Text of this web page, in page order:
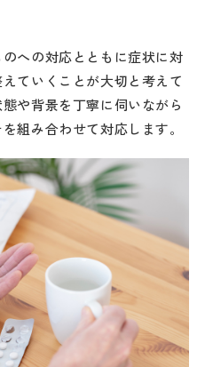
への対応とともに症状に対
ていくことが大切と考えて
や背景を丁寧に伺いながら
組み合わせて対応します。